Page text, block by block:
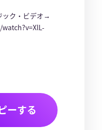
ック・ビデオ→
ーする